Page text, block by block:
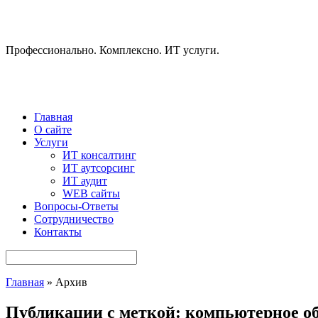
Профессионально. Комплексно. ИТ услуги.
Главная
О сайте
Услуги
ИТ консалтинг
ИТ аутсорсинг
ИТ аудит
WEB сайты
Вопросы-Ответы
Сотрудничество
Контакты
Главная » Архив
Публикации с меткой: компьютерное